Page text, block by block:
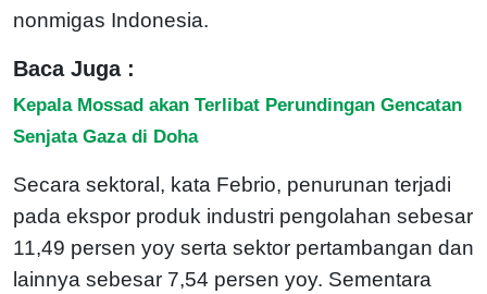
nonmigas Indonesia.
Baca Juga :
Kepala Mossad akan Terlibat Perundingan Gencatan
Senjata Gaza di Doha
Secara sektoral, kata Febrio, penurunan terjadi
pada ekspor produk industri pengolahan sebesar
11,49 persen yoy serta sektor pertambangan dan
lainnya sebesar 7,54 persen yoy. Sementara